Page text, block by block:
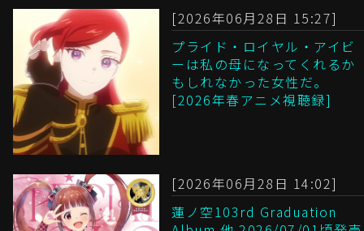
[2026年06月28日 15:27]
プライド・ロイヤル・アイビ
ーは私の母になってくれるか
もしれなかった女性だ。
[2026年春アニメ視聴録]
[2026年06月28日 14:02]
蓮ノ空103rd Graduation